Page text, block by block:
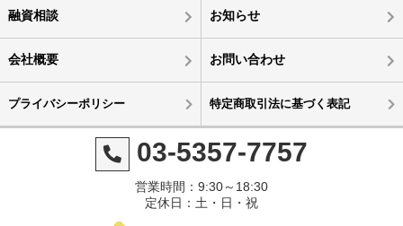
融資相談 お知らせ
会社概要 お問い合わせ
プライバシーポリシー 特定商取引法に基づく表記
03-5357-7757
営業時間：9:30～18:30
定休日：土・日・祝